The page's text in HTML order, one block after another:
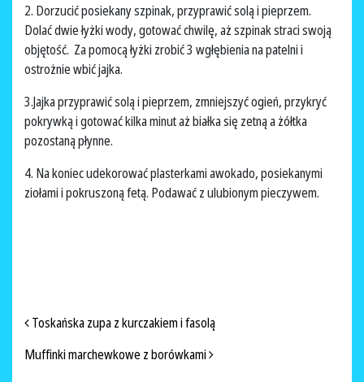
2. Dorzucić posiekany szpinak, przyprawić solą i pieprzem.
Dolać dwie łyżki wody, gotować chwilę, aż szpinak straci swoją
objętość. Za pomocą łyżki zrobić 3 wgłębienia na patelni i
ostrożnie wbić jajka.
3.Jajka przyprawić solą i pieprzem, zmniejszyć ogień, przykryć
pokrywką i gotować kilka minut aż białka się zetną a żółtka
pozostaną płynne.
4. Na koniec udekorować plasterkami awokado, posiekanymi
ziołami i pokruszoną fetą. Podawać z ulubionym pieczywem.
NAWIGACJA PO ARTYKUŁACH
Toskańska zupa z kurczakiem i fasolą
Muffinki marchewkowe z borówkami